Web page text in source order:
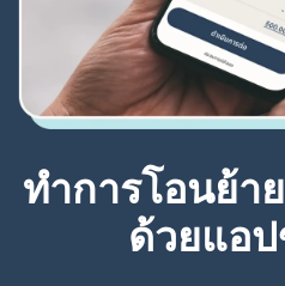
ทำการโอนย้า
ด้วยแอป